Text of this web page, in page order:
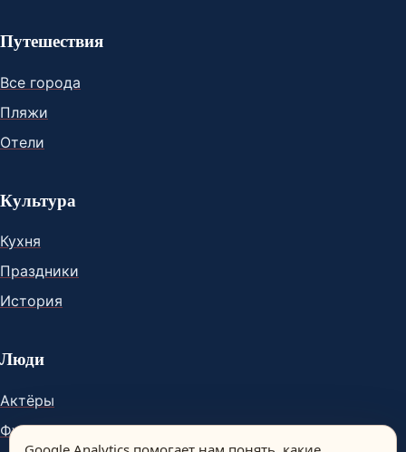
Путешествия
Все города
Пляжи
Отели
Культура
Кухня
Праздники
История
Люди
Актёры
Футболисты